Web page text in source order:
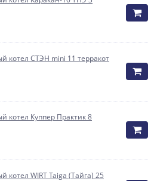
котел СТЭН mini 11 терракот
котел Куппер Практик 8
котел WIRT Taiga (Тайга) 25